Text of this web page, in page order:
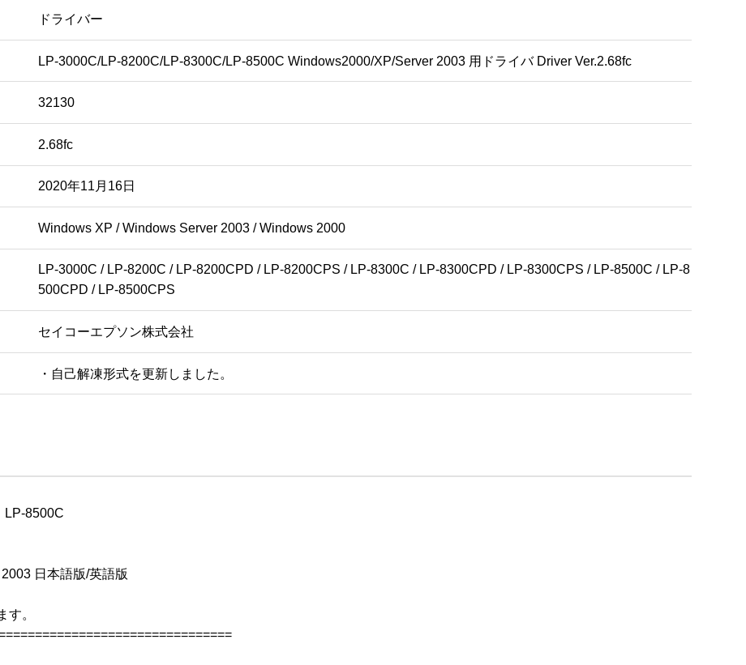
ドライバー
LP-3000C/LP-8200C/LP-8300C/LP-8500C Windows2000/XP/Server 2003 用ドライバ Driver Ver.2.68fc
32130
2.68fc
2020年11月16日
Windows XP / Windows Server 2003 / Windows 2000
LP-3000C / LP-8200C / LP-8200CPD / LP-8200CPS / LP-8300C / LP-8300CPD / LP-8300CPS / LP-8500C / LP-8
500CPD / LP-8500CPS
セイコーエプソン株式会社
・自己解凍形式を更新しました。
LP-8500C
日本語版/英語版
す。